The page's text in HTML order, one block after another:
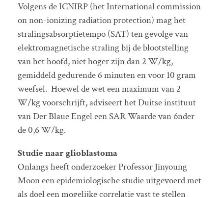
Volgens de ICNIRP (het International commission
on non-ionizing radiation protection) mag het
stralingsabsorptietempo (SAT) ten gevolge van
elektromagnetische straling bij de blootstelling
van het hoofd, niet hoger zijn dan 2 W/kg,
gemiddeld gedurende 6 minuten en voor 10 gram
weefsel. Hoewel de wet een maximum van 2
W/kg voorschrijft, adviseert het Duitse instituut
van Der Blaue Engel een SAR Waarde van ónder
de 0,6 W/kg.
Studie naar glioblastoma
Onlangs heeft onderzoeker Professor Jinyoung
Moon een epidemiologische studie uitgevoerd met
als doel een mogelijke correlatie vast te stellen